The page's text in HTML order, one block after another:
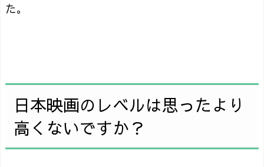
た。
日本映画のレベルは思ったより
高くないですか？